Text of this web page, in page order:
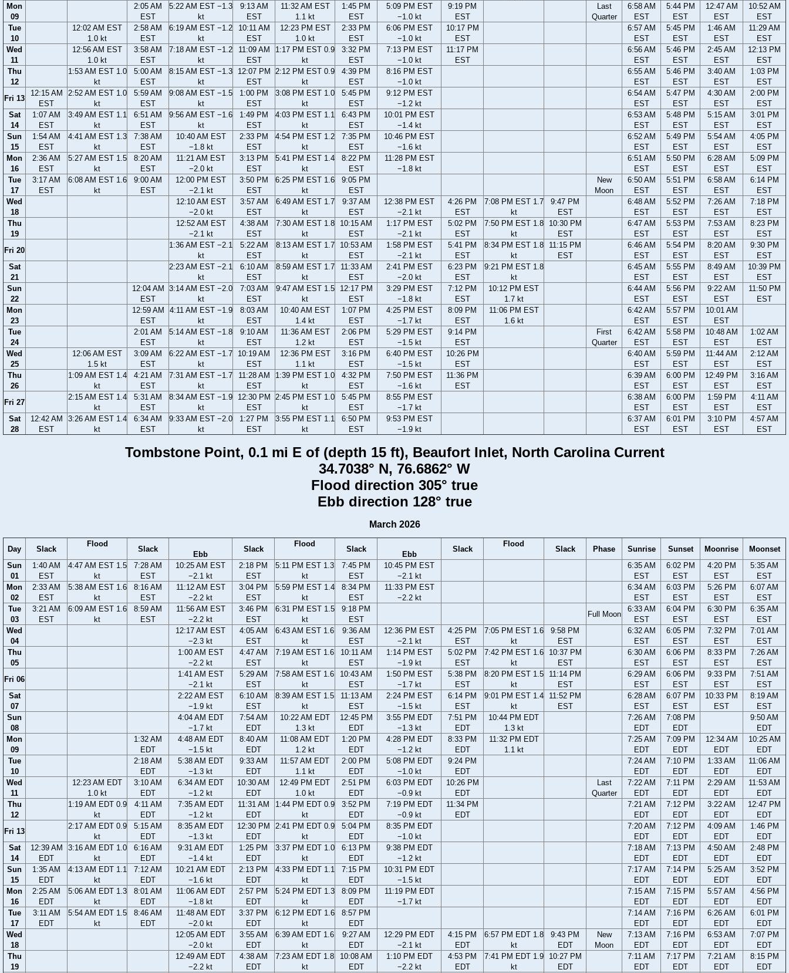
Mon
09
2:05 AM
EST
5:22 AM EST −1.3
kt
9:13 AM
EST
11:32 AM EST
1.1 kt
1:45 PM
EST
5:09 PM EST
−1.0 kt
9:19 PM
EST
Last
Quarter
6:58 AM
EST
5:44 PM
EST
12:47 AM
EST
10:52 AM
EST
Tue
10
12:02 AM EST
1.0 kt
2:58 AM
EST
6:19 AM EST −1.2
kt
10:11 AM
EST
12:23 PM EST
1.0 kt
2:33 PM
EST
6:06 PM EST
−1.0 kt
10:17 PM
EST
6:57 AM
EST
5:45 PM
EST
1:46 AM
EST
11:29 AM
EST
Wed
11
12:56 AM EST
1.0 kt
3:58 AM
EST
7:18 AM EST −1.2
kt
11:09 AM
EST
1:17 PM EST 0.9
kt
3:32 PM
EST
7:13 PM EST
−1.0 kt
11:17 PM
EST
6:56 AM
EST
5:46 PM
EST
2:45 AM
EST
12:13 PM
EST
Thu
12
1:53 AM EST 1.0
kt
5:00 AM
EST
8:15 AM EST −1.3
kt
12:07 PM
EST
2:12 PM EST 0.9
kt
4:39 PM
EST
8:16 PM EST
−1.0 kt
6:55 AM
EST
5:46 PM
EST
3:40 AM
EST
1:03 PM
EST
Fri 13
12:15 AM
EST
2:52 AM EST 1.0
kt
5:59 AM
EST
9:08 AM EST −1.5
kt
1:00 PM
EST
3:08 PM EST 1.0
kt
5:45 PM
EST
9:12 PM EST
−1.2 kt
6:54 AM
EST
5:47 PM
EST
4:30 AM
EST
2:00 PM
EST
Sat
14
1:07 AM
EST
3:49 AM EST 1.1
kt
6:51 AM
EST
9:56 AM EST −1.6
kt
1:49 PM
EST
4:03 PM EST 1.1
kt
6:43 PM
EST
10:01 PM EST
−1.4 kt
6:53 AM
EST
5:48 PM
EST
5:15 AM
EST
3:01 PM
EST
Sun
15
1:54 AM
EST
4:41 AM EST 1.3
kt
7:38 AM
EST
10:40 AM EST
−1.8 kt
2:33 PM
EST
4:54 PM EST 1.2
kt
7:35 PM
EST
10:46 PM EST
−1.6 kt
6:52 AM
EST
5:49 PM
EST
5:54 AM
EST
4:05 PM
EST
Mon
16
2:36 AM
EST
5:27 AM EST 1.5
kt
8:20 AM
EST
11:21 AM EST
−2.0 kt
3:13 PM
EST
5:41 PM EST 1.4
kt
8:22 PM
EST
11:28 PM EST
−1.8 kt
6:51 AM
EST
5:50 PM
EST
6:28 AM
EST
5:09 PM
EST
Tue
17
3:17 AM
EST
6:08 AM EST 1.6
kt
9:00 AM
EST
12:00 PM EST
−2.1 kt
3:50 PM
EST
6:25 PM EST 1.6
kt
9:05 PM
EST
New
Moon
6:50 AM
EST
5:51 PM
EST
6:58 AM
EST
6:14 PM
EST
Wed
18
12:10 AM EST
−2.0 kt
3:57 AM
EST
6:49 AM EST 1.7
kt
9:37 AM
EST
12:38 PM EST
−2.1 kt
4:26 PM
EST
7:08 PM EST 1.7
kt
9:47 PM
EST
6:48 AM
EST
5:52 PM
EST
7:26 AM
EST
7:18 PM
EST
Thu
19
12:52 AM EST
−2.1 kt
4:38 AM
EST
7:30 AM EST 1.8
kt
10:15 AM
EST
1:17 PM EST
−2.1 kt
5:02 PM
EST
7:50 PM EST 1.8
kt
10:30 PM
EST
6:47 AM
EST
5:53 PM
EST
7:53 AM
EST
8:23 PM
EST
Fri 20
1:36 AM EST −2.1
kt
5:22 AM
EST
8:13 AM EST 1.7
kt
10:53 AM
EST
1:58 PM EST
−2.1 kt
5:41 PM
EST
8:34 PM EST 1.8
kt
11:15 PM
EST
6:46 AM
EST
5:54 PM
EST
8:20 AM
EST
9:30 PM
EST
Sat
21
2:23 AM EST −2.1
kt
6:10 AM
EST
8:59 AM EST 1.7
kt
11:33 AM
EST
2:41 PM EST
−2.0 kt
6:23 PM
EST
9:21 PM EST 1.8
kt
6:45 AM
EST
5:55 PM
EST
8:49 AM
EST
10:39 PM
EST
Sun
22
12:04 AM
EST
3:14 AM EST −2.0
kt
7:03 AM
EST
9:47 AM EST 1.5
kt
12:17 PM
EST
3:29 PM EST
−1.8 kt
7:12 PM
EST
10:12 PM EST
1.7 kt
6:44 AM
EST
5:56 PM
EST
9:22 AM
EST
11:50 PM
EST
Mon
23
12:59 AM
EST
4:11 AM EST −1.9
kt
8:03 AM
EST
10:40 AM EST
1.4 kt
1:07 PM
EST
4:25 PM EST
−1.7 kt
8:09 PM
EST
11:06 PM EST
1.6 kt
6:42 AM
EST
5:57 PM
EST
10:01 AM
EST
Tue
24
2:01 AM
EST
5:14 AM EST −1.8
kt
9:10 AM
EST
11:36 AM EST
1.2 kt
2:06 PM
EST
5:29 PM EST
−1.5 kt
9:14 PM
EST
First
Quarter
6:42 AM
EST
5:58 PM
EST
10:48 AM
EST
1:02 AM
EST
Wed
25
12:06 AM EST
1.5 kt
3:09 AM
EST
6:22 AM EST −1.7
kt
10:19 AM
EST
12:36 PM EST
1.1 kt
3:16 PM
EST
6:40 PM EST
−1.5 kt
10:26 PM
EST
6:40 AM
EST
5:59 PM
EST
11:44 AM
EST
2:12 AM
EST
Thu
26
1:09 AM EST 1.4
kt
4:21 AM
EST
7:31 AM EST −1.7
kt
11:28 AM
EST
1:39 PM EST 1.0
kt
4:32 PM
EST
7:50 PM EST
−1.6 kt
11:36 PM
EST
6:39 AM
EST
6:00 PM
EST
12:49 PM
EST
3:16 AM
EST
Fri 27
2:15 AM EST 1.4
kt
5:31 AM
EST
8:34 AM EST −1.9
kt
12:30 PM
EST
2:45 PM EST 1.0
kt
5:45 PM
EST
8:55 PM EST
−1.7 kt
6:38 AM
EST
6:00 PM
EST
1:59 PM
EST
4:11 AM
EST
Sat
28
12:42 AM
EST
3:26 AM EST 1.4
kt
6:34 AM
EST
9:33 AM EST −2.0
kt
1:27 PM
EST
3:55 PM EST 1.1
kt
6:50 PM
EST
9:53 PM EST
−1.9 kt
6:37 AM
EST
6:01 PM
EST
3:10 PM
EST
4:57 AM
EST
Tombstone Point, 0.1 mi E of (depth 15 ft), Beaufort Inlet, North Carolina Current
34.7038° N, 76.6862° W
Flood direction 305° true
Ebb direction 128° true
March 2026
Day Slack
Flood
Slack
Ebb
Slack
Flood
Slack
Ebb
Slack
Flood
Slack Phase Sunrise Sunset Moonrise
Moonset
Sun
01
1:40 AM
EST
4:47 AM EST 1.5
kt
7:28 AM
EST
10:25 AM EST
−2.1 kt
2:18 PM
EST
5:11 PM EST 1.3
kt
7:45 PM
EST
10:45 PM EST
−2.1 kt
6:35 AM
EST
6:02 PM
EST
4:20 PM
EST
5:35 AM
EST
Mon
02
2:33 AM
EST
5:38 AM EST 1.6
kt
8:16 AM
EST
11:12 AM EST
−2.2 kt
3:04 PM
EST
5:59 PM EST 1.4
kt
8:34 PM
EST
11:33 PM EST
−2.2 kt
6:34 AM
EST
6:03 PM
EST
5:26 PM
EST
6:07 AM
EST
Tue
03
3:21 AM
EST
6:09 AM EST 1.6
kt
8:59 AM
EST
11:56 AM EST
−2.2 kt
3:46 PM
EST
6:31 PM EST 1.5
kt
9:18 PM
EST
Full Moon
6:33 AM
EST
6:04 PM
EST
6:30 PM
EST
6:35 AM
EST
Wed
04
12:17 AM EST
−2.3 kt
4:05 AM
EST
6:43 AM EST 1.6
kt
9:36 AM
EST
12:36 PM EST
−2.1 kt
4:25 PM
EST
7:05 PM EST 1.6
kt
9:58 PM
EST
6:32 AM
EST
6:05 PM
EST
7:32 PM
EST
7:01 AM
EST
Thu
05
1:00 AM EST
−2.2 kt
4:47 AM
EST
7:19 AM EST 1.6
kt
10:11 AM
EST
1:14 PM EST
−1.9 kt
5:02 PM
EST
7:42 PM EST 1.6
kt
10:37 PM
EST
6:30 AM
EST
6:06 PM
EST
8:33 PM
EST
7:26 AM
EST
Fri 06
1:41 AM EST
−2.1 kt
5:29 AM
EST
7:58 AM EST 1.6
kt
10:43 AM
EST
1:50 PM EST
−1.7 kt
5:38 PM
EST
8:20 PM EST 1.5
kt
11:14 PM
EST
6:29 AM
EST
6:06 PM
EST
9:33 PM
EST
7:51 AM
EST
Sat
07
2:22 AM EST
−1.9 kt
6:10 AM
EST
8:39 AM EST 1.5
kt
11:13 AM
EST
2:24 PM EST
−1.5 kt
6:14 PM
EST
9:01 PM EST 1.4
kt
11:52 PM
EST
6:28 AM
EST
6:07 PM
EST
10:33 PM
EST
8:19 AM
EST
Sun
08
4:04 AM EDT
−1.7 kt
7:54 AM
EDT
10:22 AM EDT
1.3 kt
12:45 PM
EDT
3:55 PM EDT
−1.3 kt
7:51 PM
EDT
10:44 PM EDT
1.3 kt
7:26 AM
EDT
7:08 PM
EDT
9:50 AM
EDT
Mon
09
1:32 AM
EDT
4:48 AM EDT
−1.5 kt
8:40 AM
EDT
11:08 AM EDT
1.2 kt
1:20 PM
EDT
4:28 PM EDT
−1.2 kt
8:33 PM
EDT
11:32 PM EDT
1.1 kt
7:25 AM
EDT
7:09 PM
EDT
12:34 AM
EDT
10:25 AM
EDT
Tue
10
2:18 AM
EDT
5:38 AM EDT
−1.3 kt
9:33 AM
EDT
11:57 AM EDT
1.1 kt
2:00 PM
EDT
5:08 PM EDT
−1.0 kt
9:24 PM
EDT
7:24 AM
EDT
7:10 PM
EDT
1:33 AM
EDT
11:06 AM
EDT
Wed
11
12:23 AM EDT
1.0 kt
3:10 AM
EDT
6:34 AM EDT
−1.2 kt
10:30 AM
EDT
12:49 PM EDT
1.0 kt
2:51 PM
EDT
6:03 PM EDT
−0.9 kt
10:26 PM
EDT
Last
Quarter
7:22 AM
EDT
7:11 PM
EDT
2:29 AM
EDT
11:53 AM
EDT
Thu
12
1:19 AM EDT 0.9
kt
4:11 AM
EDT
7:35 AM EDT
−1.2 kt
11:31 AM
EDT
1:44 PM EDT 0.9
kt
3:52 PM
EDT
7:19 PM EDT
−0.9 kt
11:34 PM
EDT
7:21 AM
EDT
7:12 PM
EDT
3:22 AM
EDT
12:47 PM
EDT
Fri 13
2:17 AM EDT 0.9
kt
5:15 AM
EDT
8:35 AM EDT
−1.3 kt
12:30 PM
EDT
2:41 PM EDT 0.9
kt
5:04 PM
EDT
8:35 PM EDT
−1.0 kt
7:20 AM
EDT
7:12 PM
EDT
4:09 AM
EDT
1:46 PM
EDT
Sat
14
12:39 AM
EDT
3:16 AM EDT 1.0
kt
6:16 AM
EDT
9:31 AM EDT
−1.4 kt
1:25 PM
EDT
3:37 PM EDT 1.0
kt
6:13 PM
EDT
9:38 PM EDT
−1.2 kt
7:18 AM
EDT
7:13 PM
EDT
4:50 AM
EDT
2:48 PM
EDT
Sun
15
1:35 AM
EDT
4:13 AM EDT 1.1
kt
7:12 AM
EDT
10:21 AM EDT
−1.6 kt
2:13 PM
EDT
4:33 PM EDT 1.1
kt
7:15 PM
EDT
10:31 PM EDT
−1.5 kt
7:17 AM
EDT
7:14 PM
EDT
5:25 AM
EDT
3:52 PM
EDT
Mon
16
2:25 AM
EDT
5:06 AM EDT 1.3
kt
8:01 AM
EDT
11:06 AM EDT
−1.8 kt
2:57 PM
EDT
5:24 PM EDT 1.3
kt
8:09 PM
EDT
11:19 PM EDT
−1.7 kt
7:15 AM
EDT
7:15 PM
EDT
5:57 AM
EDT
4:56 PM
EDT
Tue
17
3:11 AM
EDT
5:54 AM EDT 1.5
kt
8:46 AM
EDT
11:48 AM EDT
−2.0 kt
3:37 PM
EDT
6:12 PM EDT 1.6
kt
8:57 PM
EDT
7:14 AM
EDT
7:16 PM
EDT
6:26 AM
EDT
6:01 PM
EDT
Wed
18
12:05 AM EDT
−2.0 kt
3:55 AM
EDT
6:39 AM EDT 1.6
kt
9:27 AM
EDT
12:29 PM EDT
−2.1 kt
4:15 PM
EDT
6:57 PM EDT 1.8
kt
9:43 PM
EDT
New
Moon
7:13 AM
EDT
7:16 PM
EDT
6:53 AM
EDT
7:07 PM
EDT
Thu
19
12:49 AM EDT
−2.2 kt
4:38 AM
EDT
7:23 AM EDT 1.8
kt
10:08 AM
EDT
1:10 PM EDT
−2.2 kt
4:53 PM
EDT
7:41 PM EDT 1.9
kt
10:27 PM
EDT
7:11 AM
EDT
7:17 PM
EDT
7:21 AM
EDT
8:15 PM
EDT